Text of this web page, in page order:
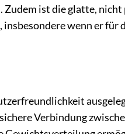
ist die glatte, nicht
insbesondere wenn er
Verbindung